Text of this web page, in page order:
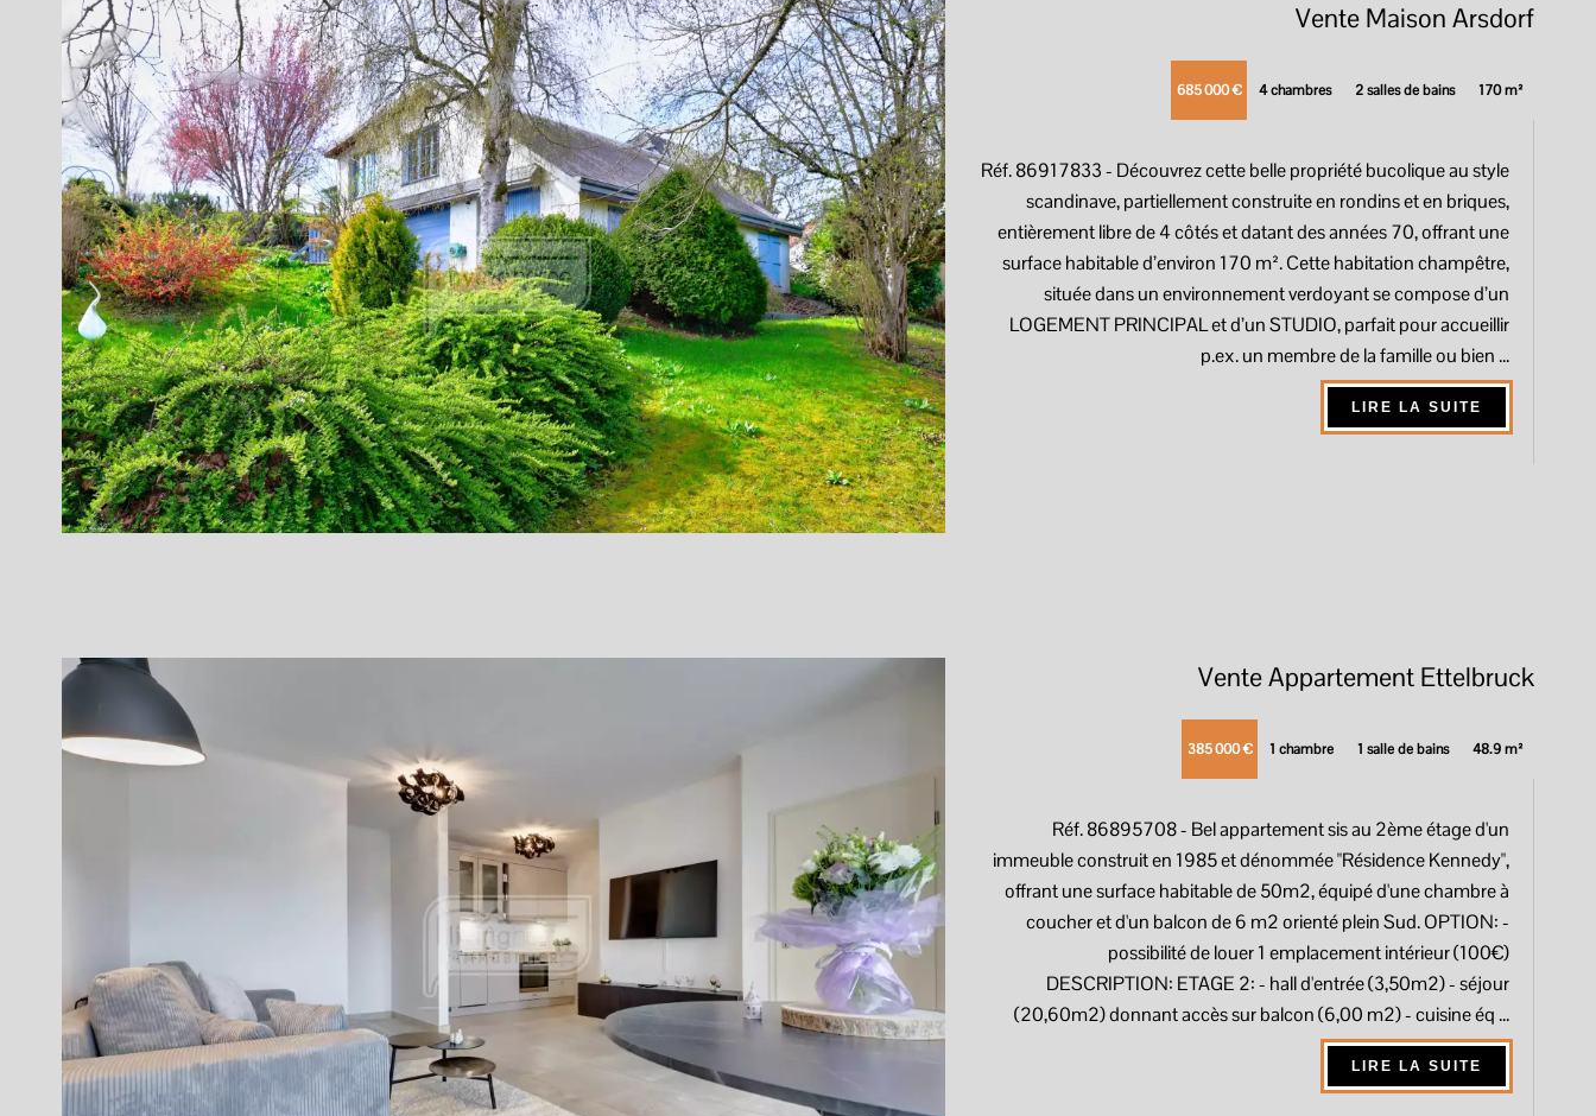
Vente Maison Arsdorf
685 000 € 4 chambres 2 salles de bains 170 m²
Réf. 86917833- Découvrez cette belle propriété bucolique au style
scandinave, partiellement construite en rondins et en briques,
entièrement libre de 4 côtés et datant des années 70, offrant une
surface habitable d’environ 170 m². Cette habitation champêtre,
située dans un environnement verdoyant se compose d’un
LOGEMENT PRINCIPAL et d’un STUDIO, parfait pour accueillir
p.ex. un membre de la famille ou bien ...
LIRE LA SUITE
Vente Appartement Ettelbruck
385 000 € 1 chambre 1 salle de bains 48.9 m²
Réf. 86895708- Bel appartement sis au 2ème étage d'un
immeuble construit en 1985 et dénommée "Résidence Kennedy",
offrant une surface habitable de 50m2, équipé d'une chambre à
coucher et d'un balcon de 6 m2 orienté plein Sud. OPTION: -
possibilité de louer 1 emplacement intérieur (100€)
DESCRIPTION: ETAGE 2: - hall d'entrée (3,50m2) - séjour
(20,60m2) donnant accès sur balcon (6,00 m2) - cuisine éq ...
LIRE LA SUITE